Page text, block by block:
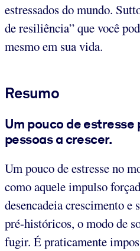
estressados ​​do mundo.
de resiliência” que você
mesmo em sua vida.
Resumo
Um pouco de estresse
pessoas a crescer.
Um pouco de estresse no
como aquele impulso
desencadeia crescimento e
pré-históricos, o modo de
fugir. É praticamente